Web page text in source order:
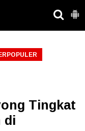
Tingkat
di